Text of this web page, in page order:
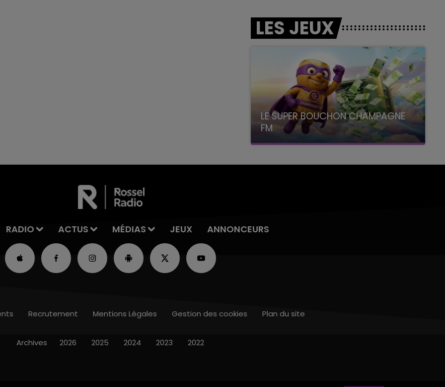
LES JEUX
LE SUPER BOUCHON CHAMPAGNE
FM
avec La Famille Champagne FM, à 8H10
RADIO ACTUS MÉDIAS JEUX ANNONCEURS
Recrutement Mentions Légales Gestion des cookies Plan du site
Archives 2026 2025 2024 2023 2022